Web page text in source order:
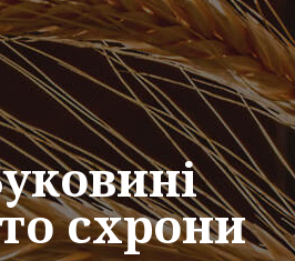
схрони